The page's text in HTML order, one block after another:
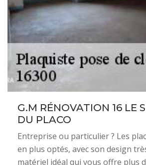
G.M RÉNOVATION 16 LE
DU PLACO
Entreprise ou particulier ? Les
en plus optés, avec son design
matériel idéal qui vous offre plus